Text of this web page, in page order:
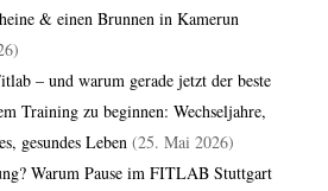
& einen Brunnen in Kamerun
– und warum gerade jetzt der beste
Training zu beginnen: Wechseljahre,
gesundes Leben (25. Mai 2026)
Warum Pause im FITLAB Stuttgart